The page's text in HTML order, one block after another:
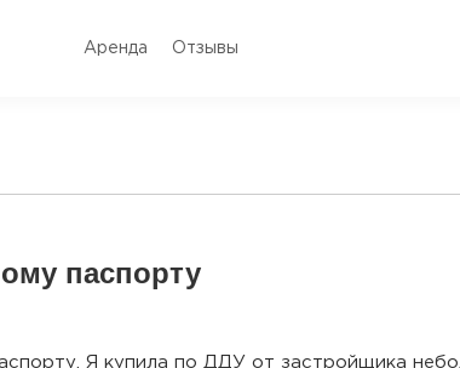
Аренда Отзывы
паспорту
Я купила по ДДУ от застройщика